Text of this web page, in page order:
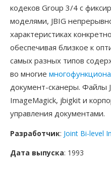
кодеков Group 3/4 с
моделями, JBIG
характеристиках
обеспечивая близкое к
самых разных типов
во многие
документ-сканеры. Файлы
ImageMagick, jbigkit и
управления документами.
Разработчик: Joint Bi-level
Дата выпуска: 1993